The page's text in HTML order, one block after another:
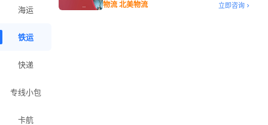
海运
铁运
快递
专线小包
卡航
物流 北美物流
立即咨询